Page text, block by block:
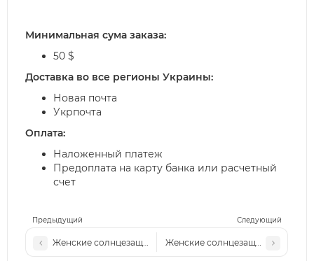
Предыдущий Следующий
Женские солнцезащитные очки М 535 с1Женские солнцезащитные очки М
Минимальная сума заказа:
50 $
Доставка во все регионы Украины:
Новая почта
Укрпочта
Оплата:
Наложенный платеж
Предоплата на карту банка или расчетный
счет